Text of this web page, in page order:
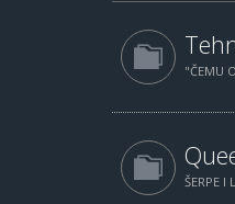
"ČEMU
ŠERPE I